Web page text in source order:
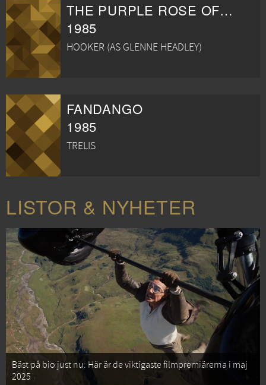
THE PURPLE ROSE OF CAIRO
1985
HOOKER (AS GLENNE HEADLEY)
FANDANGO
1985
TRELIS
LISTOR & NYHETER
Bäst på bio just nu: Här är de viktigaste filmpremiärerna i maj
2025